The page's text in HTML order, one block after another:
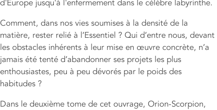
d'Europe jusqu'à l'enfermement dans le célèbre labyrinthe.
Comment, dans nos vies soumises à la densité de la
matière, rester relié à l’Essentiel ? Qui d’entre nous, devant
les obstacles inhérents à leur mise en œuvre concrète, n’a
jamais été tenté d’abandonner ses projets les plus
enthousiastes, peu à peu dévorés par le poids des
habitudes ?
Dans le deuxième tome de cet ouvrage, Orion-Scorpion,